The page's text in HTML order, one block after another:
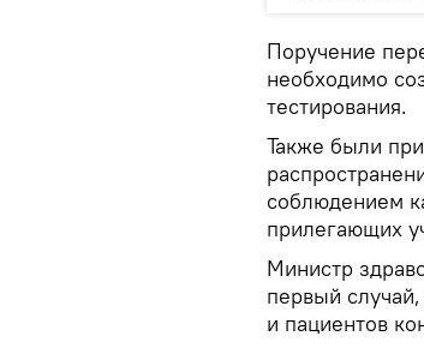
Поручение
необходимо
тестирования.
Также были
соблюдением
прилегающих
Министр
первый
и пациентов